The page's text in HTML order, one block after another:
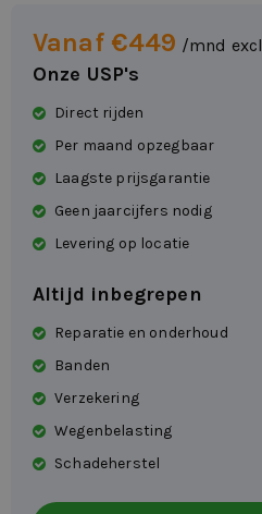
Vanaf €449 /mnd
Onze USP's
Direct rijden
Per maand opzegbaar
Laagste prijsgarantie
Geen jaarcijfers nodig
Levering op locatie
Altijd inbegrepen
Reparatie en onderhoud
Banden
Verzekering
Wegenbelasting
Schadeherstel